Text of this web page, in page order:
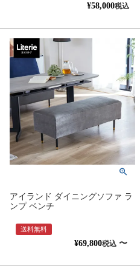
¥58,000税込
アイランド ダイニングソファ ラ
ンプ ベンチ
送料無料
¥69,800税込 〜